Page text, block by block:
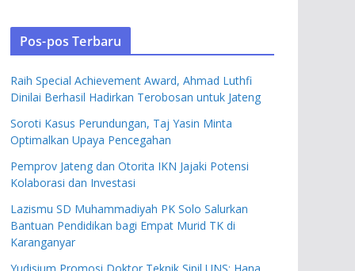
Pos-pos Terbaru
Raih Special Achievement Award, Ahmad Luthfi
Dinilai Berhasil Hadirkan Terobosan untuk Jateng
Soroti Kasus Perundungan, Taj Yasin Minta
Optimalkan Upaya Pencegahan
Pemprov Jateng dan Otorita IKN Jajaki Potensi
Kolaborasi dan Investasi
Lazismu SD Muhammadiyah PK Solo Salurkan
Bantuan Pendidikan bagi Empat Murid TK di
Karanganyar